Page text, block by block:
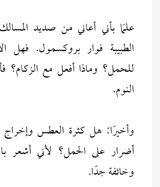
علمًا بأني أعاني من صديد
الطبيبة فوار بروكسمول. فهل
للحمل؟ وماذا أفعل مع الزكام؟
النوم.
وأخيرًا: هل كثرة العطس وإخراج
أضرار على الحمل؟ لأني أشعر
وخائفة جدًا.